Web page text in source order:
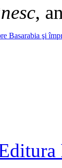
,
Basarabia şi